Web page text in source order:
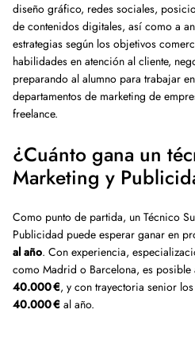
diseño gráfico, redes sociales,
de contenidos digitales, así como a
estrategias según los objetivos
habilidades en atención al cliente,
preparando al alumno para trabajar
departamentos de marketing de
freelance.
¿Cuánto gana un
Marketing y
Como punto de partida, un Técnico
Publicidad puede esperar ganar en
al año. Con experiencia,
como Madrid o Barcelona, es posible
40.000 €, y con trayectoria senior
40.000 € al año.